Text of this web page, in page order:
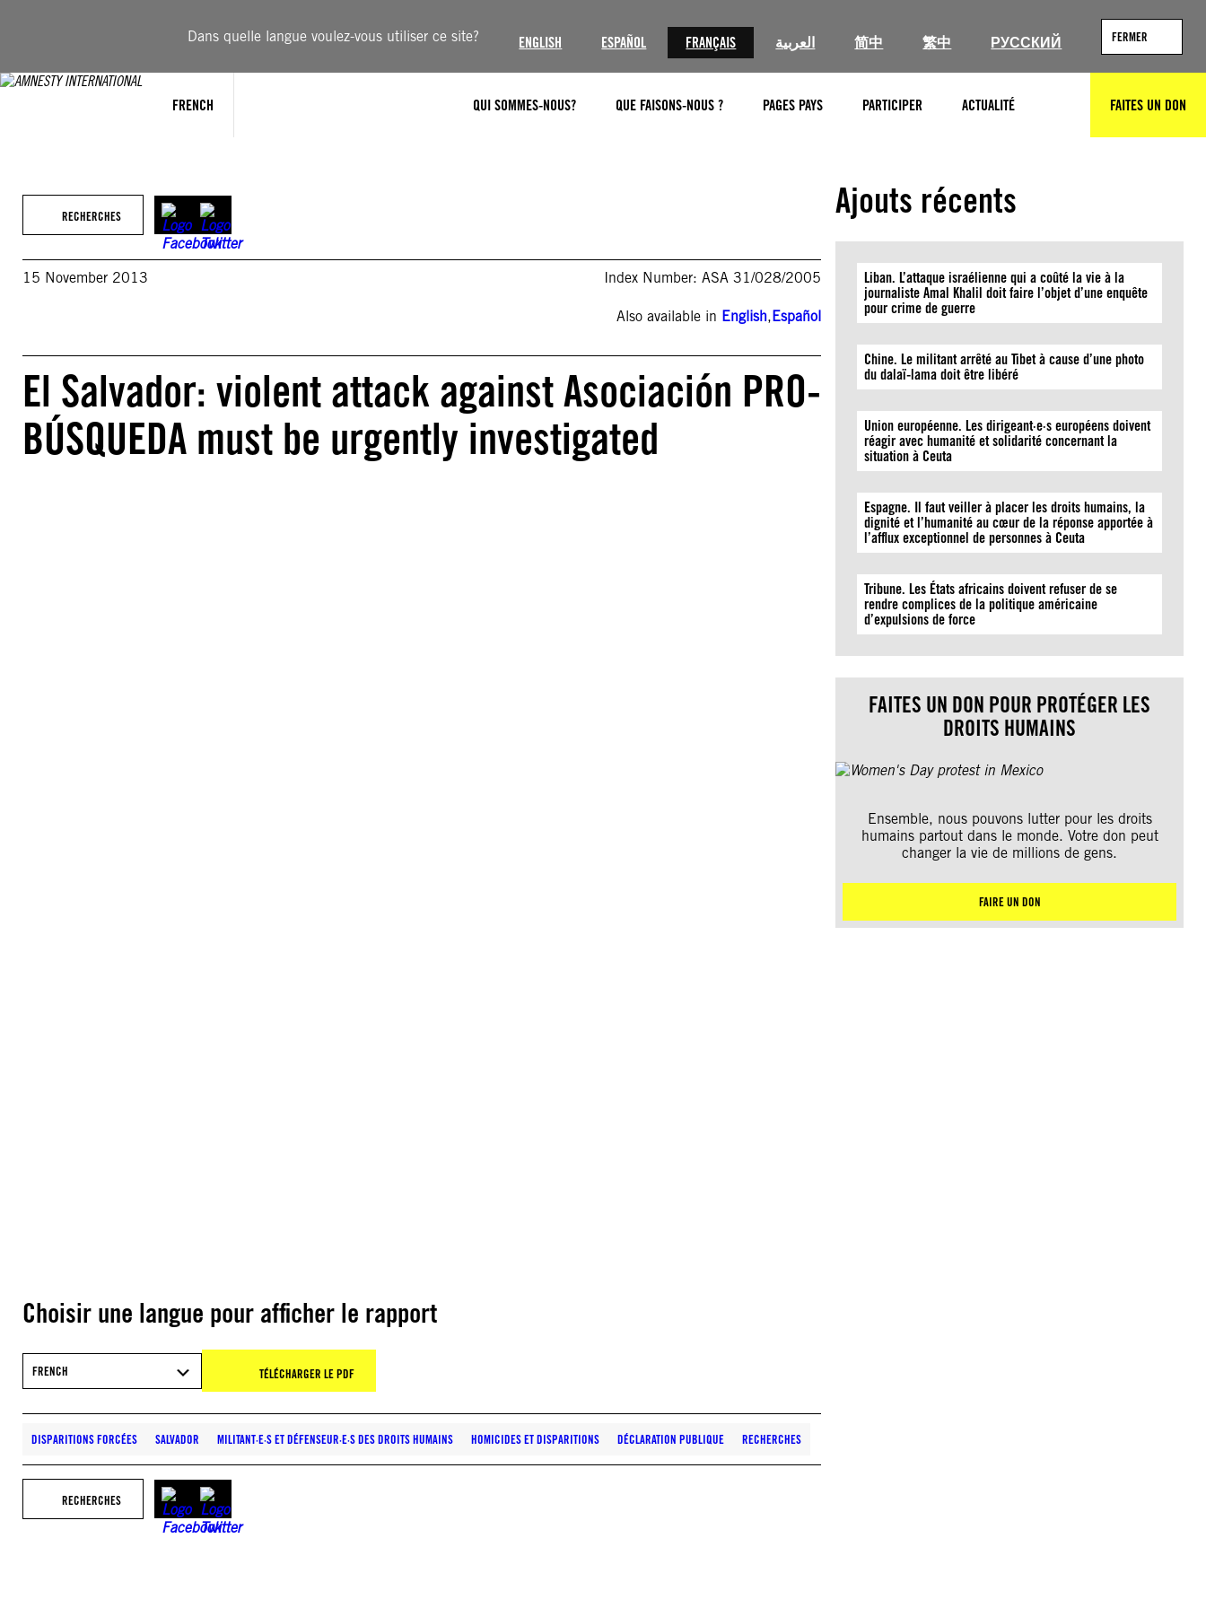
Dans quelle langue voulez-vous utiliser ce site? ENGLISH ESPAÑOL FRANÇAIS العربية 简中 繁中 РУССКИЙ FERMER
FRENCH QUI SOMMES-NOUS? QUE FAISONS-NOUS ? PAGES PAYS PARTICIPER ACTUALITÉ RECHERCHERFAITES UN DON
RECHERCHES
15 November 2013 Index Number: ASA 31/028/2005
Also available in English,Español
El Salvador: violent attack against Asociación PRO-
BÚSQUEDA must be urgently investigated
Choisir une langue pour afficher le rapport
FRENCH TÉLÉCHARGER LE PDF
DISPARITIONS FORCÉES SALVADOR MILITANT·E·S ET DÉFENSEUR·E·S DES DROITS HUMAINS HOMICIDES ET DISPARITIONS DÉCLARATION PUBLIQUE RECHERCHES
RECHERCHES
Ajouts récents
Liban. L’attaque israélienne qui a coûté la vie à la
journaliste Amal Khalil doit faire l’objet d’une enquête
pour crime de guerre
Chine. Le militant arrêté au Tibet à cause d’une photo
du dalaï-lama doit être libéré
Union européenne. Les dirigeant·e·s européens doivent
réagir avec humanité et solidarité concernant la
situation à Ceuta
Espagne. Il faut veiller à placer les droits humains, la
dignité et l’humanité au cœur de la réponse apportée à
l’afflux exceptionnel de personnes à Ceuta
Tribune. Les États africains doivent refuser de se
rendre complices de la politique américaine
d’expulsions de force
FAITES UN DON POUR PROTÉGER LES
DROITS HUMAINS
Ensemble, nous pouvons lutter pour les droits
humains partout dans le monde. Votre don peut
changer la vie de millions de gens.
FAIRE UN DON